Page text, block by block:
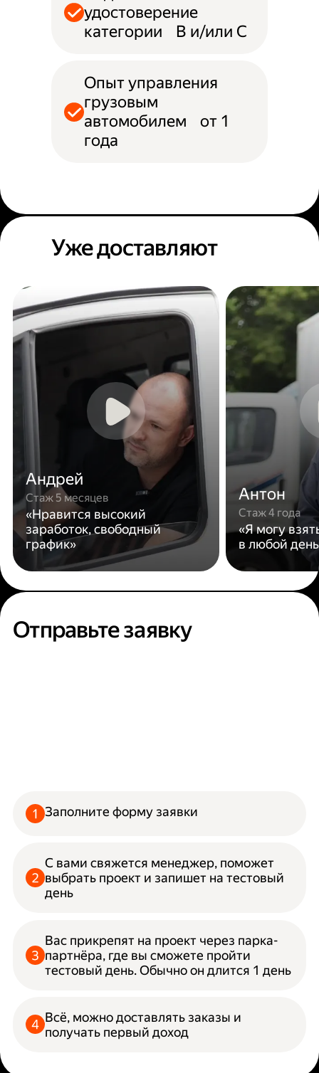
удостоверение
категории B и/или С
Опыт управления
грузовым
автомобилем от 1
года
Уже доставляют
Андрей
Стаж 5 месяцев
«Нравится высокий
заработок, свободный
график»
Антон
Стаж 4 года
«Я могу
в любой
Отправьте заявку
Заполните форму заявки
С вами свяжется менеджер, поможет
выбрать проект и запишет на тестовый
день
Вас прикрепят на проект через парка-
партнёра, где вы сможете пройти
тестовый день. Обычно он длится 1 день
Всё, можно доставлять заказы и
получать первый доход